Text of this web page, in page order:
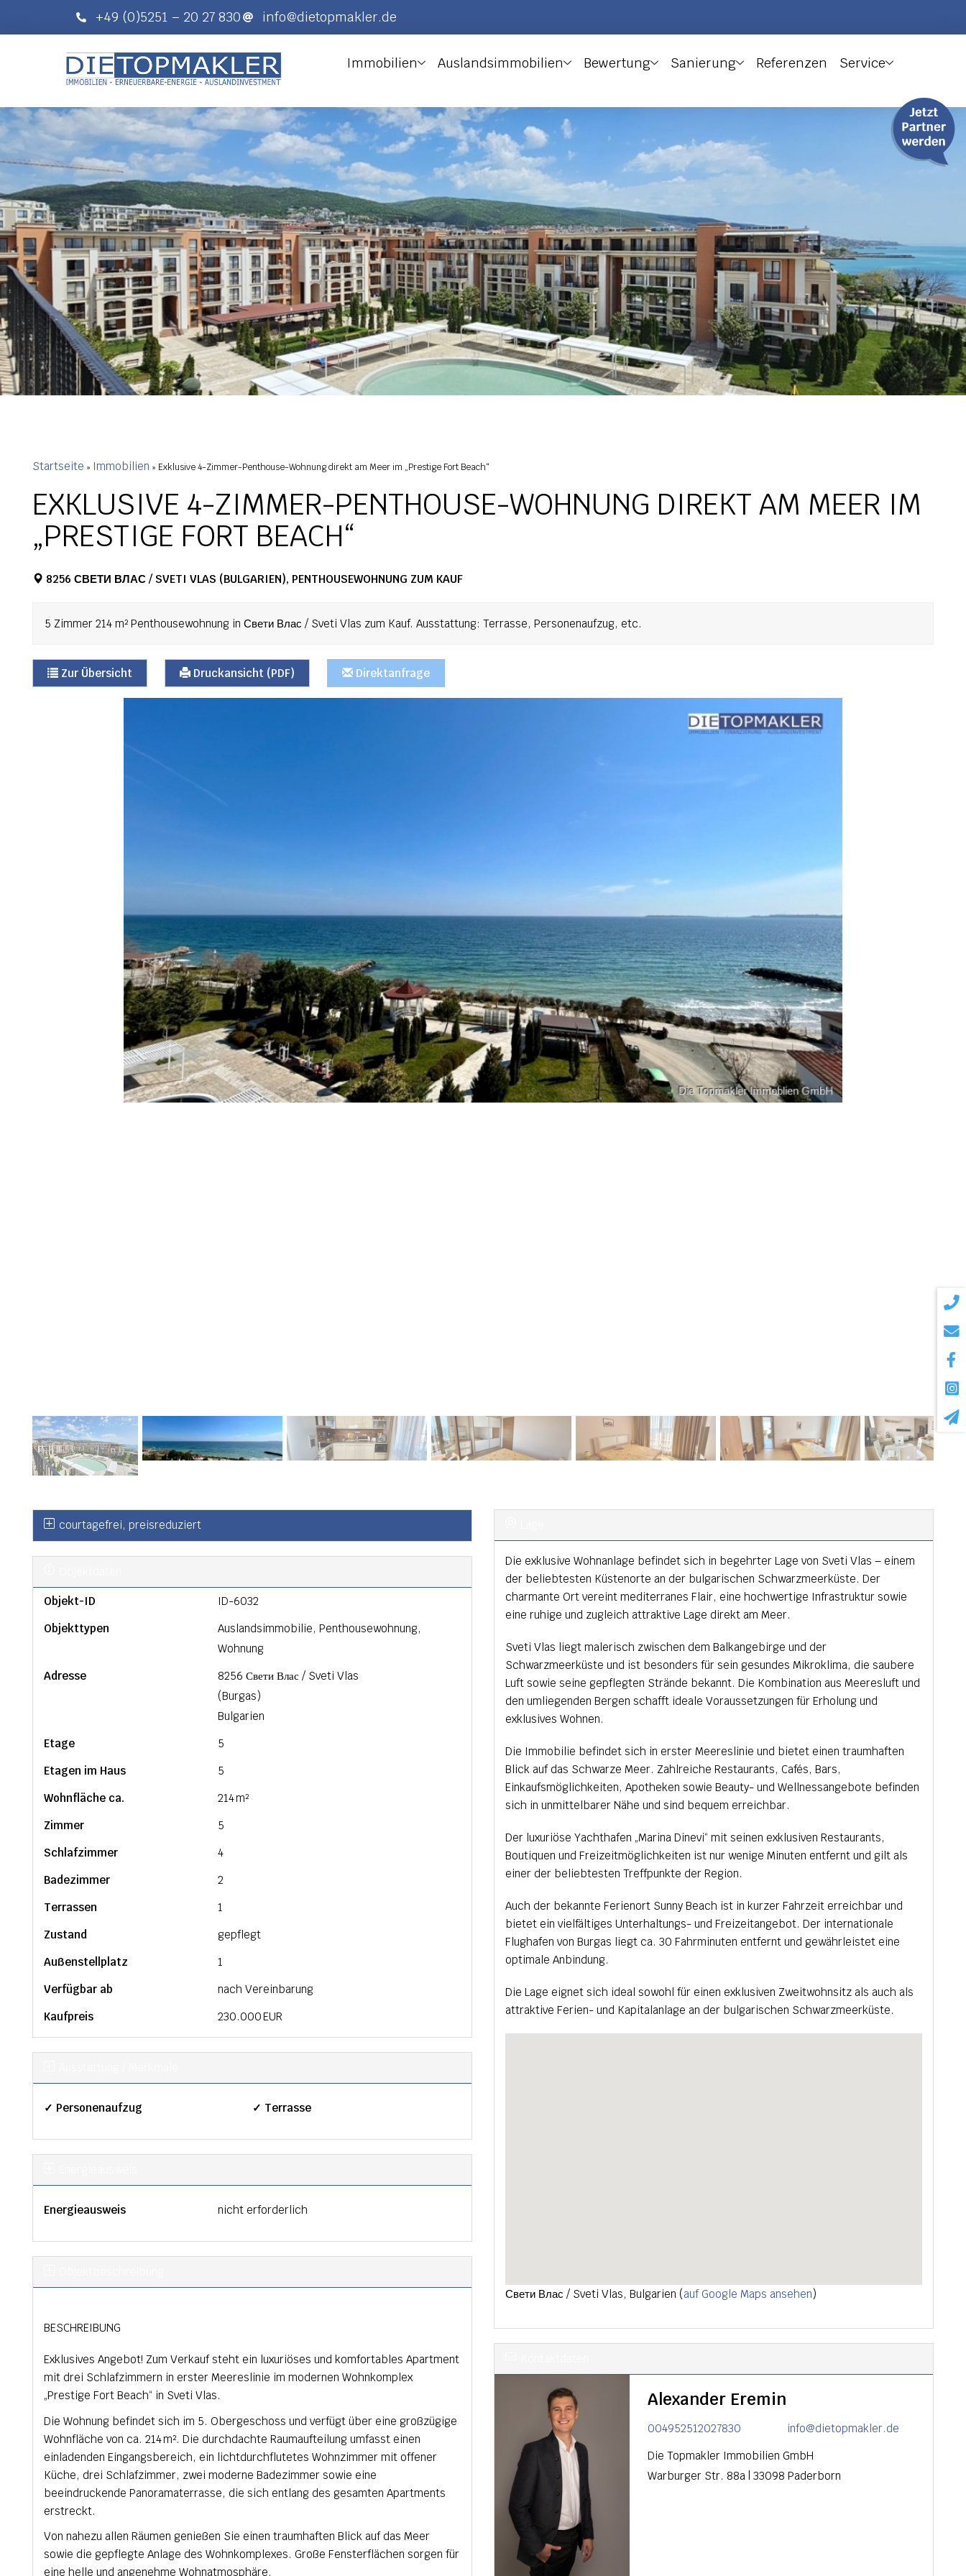
+49 (0)5251 – 20 27 830 info@dietopmakler.de
Immobilien Auslandsimmobilien Bewertung Sanierung Referenzen Service
Startseite » Immobilien » Exklusive 4-Zimmer-Penthouse-Wohnung direkt am Meer im „Prestige Fort Beach“
EXKLUSIVE 4-ZIMMER-PENTHOUSE-WOHNUNG DIREKT AM MEER IM
„PRESTIGE FORT BEACH“
8256 СВЕТИ ВЛАС / SVETI VLAS (BULGARIEN), PENTHOUSEWOHNUNG ZUM KAUF
5 Zimmer 214 m² Penthousewohnung in Свети Влас / Sveti Vlas zum Kauf. Ausstattung: Terrasse, Personenaufzug, etc.
Zur Übersicht Druckansicht (PDF) Direktanfrage
Die exklusive Wohnanlage befindet sich in begehrter Lage von Sveti Vlas – einem
der beliebtesten Küstenorte an der bulgarischen Schwarzmeerküste. Der
charmante Ort vereint mediterranes Flair, eine hochwertige Infrastruktur sowie
eine ruhige und zugleich attraktive Lage direkt am Meer.
Sveti Vlas liegt malerisch zwischen dem Balkangebirge und der
Schwarzmeerküste und ist besonders für sein gesundes Mikroklima, die saubere
Luft sowie seine gepflegten Strände bekannt. Die Kombination aus Meeresluft und
den umliegenden Bergen schafft ideale Voraussetzungen für Erholung und
exklusives Wohnen.
Die Immobilie befindet sich in erster Meereslinie und bietet einen traumhaften
Blick auf das Schwarze Meer. Zahlreiche Restaurants, Cafés, Bars,
Einkaufsmöglichkeiten, Apotheken sowie Beauty- und Wellnessangebote befinden
sich in unmittelbarer Nähe und sind bequem erreichbar.
Der luxuriöse Yachthafen „Marina Dinevi“ mit seinen exklusiven Restaurants,
Boutiquen und Freizeitmöglichkeiten ist nur wenige Minuten entfernt und gilt als
einer der beliebtesten Treffpunkte der Region.
Auch der bekannte Ferienort Sunny Beach ist in kurzer Fahrzeit erreichbar und
bietet ein vielfältiges Unterhaltungs- und Freizeitangebot. Der internationale
Flughafen von Burgas liegt ca. 30 Fahrminuten entfernt und gewährleistet eine
optimale Anbindung.
Die Lage eignet sich ideal sowohl für einen exklusiven Zweitwohnsitz als auch als
attraktive Ferien- und Kapitalanlage an der bulgarischen Schwarzmeerküste.
Свети Влас / Sveti Vlas, Bulgarien (auf Google Maps ansehen)
Alexander Eremin
004952512027830
info@dietopmakler.de
Die Topmakler Immobilien GmbH
Warburger Str. 88a |33098 Paderborn
courtagefrei, preisreduziert
Objekt-ID
ID-6032
Objekttypen
Auslandsimmobilie, Penthousewohnung,
Wohnung
Adresse
8256 Свети Влас / Sveti Vlas
(Burgas)
Bulgarien
Etage
5
Etagen im Haus
5
Wohnfläche ca.
214 m²
Zimmer
5
Schlafzimmer
4
Badezimmer
2
Terrassen
1
Zustand
gepflegt
Außen­stellplatz
1
Verfügbar ab
nach Vereinbarung
Kaufpreis
230.000 EUR
✓ Personenaufzug ✓ Terrasse
Energieausweis nicht erforderlich
BESCHREIBUNG
Exklusives Angebot! Zum Verkauf steht ein luxuriöses und komfortables Apartment
mit drei Schlafzimmern in erster Meereslinie im modernen Wohnkomplex
„Prestige Fort Beach“ in Sveti Vlas.
Die Wohnung befindet sich im 5. Obergeschoss und verfügt über eine großzügige
Wohnfläche von ca. 214 m². Die durchdachte Raumaufteilung umfasst einen
einladenden Eingangsbereich, ein lichtdurchflutetes Wohnzimmer mit offener
Küche, drei Schlafzimmer, zwei moderne Badezimmer sowie eine
beeindruckende Panoramaterrasse, die sich entlang des gesamten Apartments
erstreckt.
Von nahezu allen Räumen genießen Sie einen traumhaften Blick auf das Meer
sowie die gepflegte Anlage des Wohnkomplexes. Große Fensterflächen sorgen für
eine helle und angenehme Wohnatmosphäre.